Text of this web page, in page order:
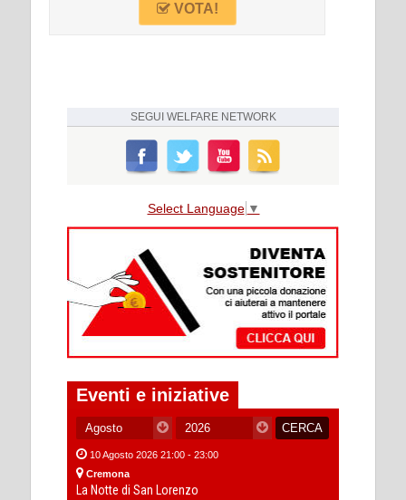
VOTA!
SEGUI WELFARE NETWORK
Select Language ▼
Eventi e iniziative
10 Agosto 2026 21:00 - 23:00
Cremona
La Notte di San Lorenzo